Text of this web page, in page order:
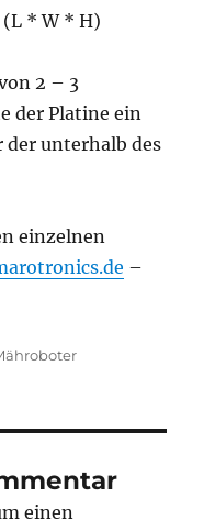
(L * W * H)
2 – 3
der Platine ein
unterhalb des
einzelnen
–
einen